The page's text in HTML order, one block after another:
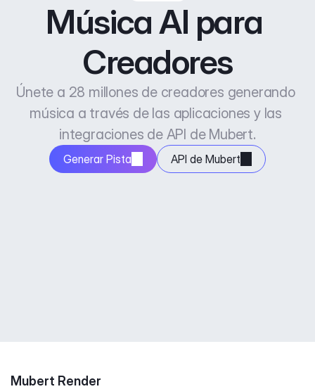
Música AI para
Creadores
Únete a 28 millones de creadores generando
música a través de las aplicaciones y las
integraciones de API de Mubert.
Generar Pista API de Mubert
Mubert Render